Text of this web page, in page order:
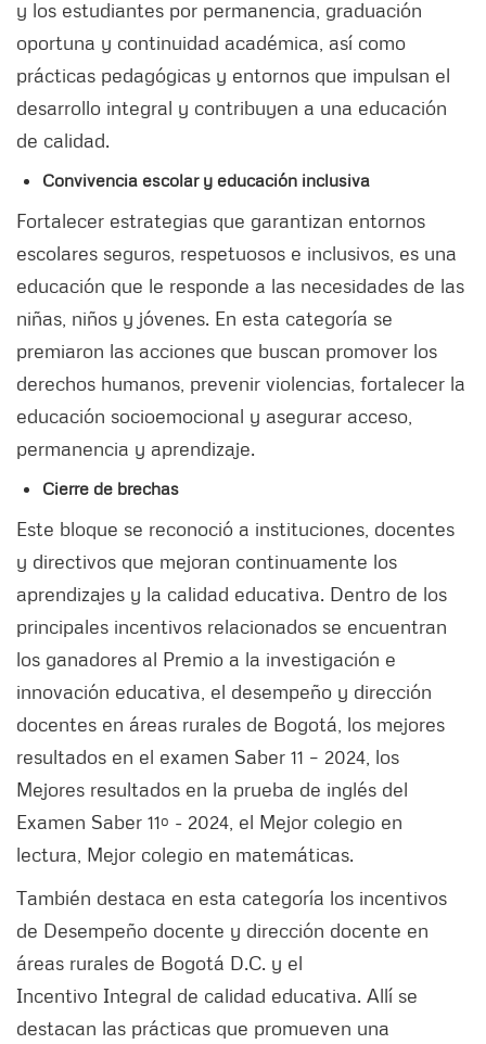
y los estudiantes por permanencia, graduación
oportuna y continuidad académica, así como
prácticas pedagógicas y entornos que impulsan el
desarrollo integral y contribuyen a una educación
de calidad.
Convivencia escolar y educación inclusiva
Fortalecer estrategias que garantizan entornos
escolares seguros, respetuosos e inclusivos, es una
educación que le responde a las necesidades de las
niñas, niños y jóvenes. En esta categoría se
premiaron las acciones que buscan promover los
derechos humanos, prevenir violencias, fortalecer la
educación socioemocional y asegurar acceso,
permanencia y aprendizaje.
Cierre de brechas
Este bloque se reconoció a instituciones, docentes
y directivos que mejoran continuamente los
aprendizajes y la calidad educativa. Dentro de los
principales incentivos relacionados se encuentran
los ganadores al Premio a la investigación e
innovación educativa, el desempeño y dirección
docentes en áreas rurales de Bogotá, los mejores
resultados en el examen Saber 11 – 2024, los
Mejores resultados en la prueba de inglés del
Examen Saber 11º - 2024, el Mejor colegio en
lectura, Mejor colegio en matemáticas.
También destaca en esta categoría los incentivos
de Desempeño docente y dirección docente en
áreas rurales de Bogotá D.C. y el
Incentivo Integral de calidad educativa. Allí se
destacan las prácticas que promueven una